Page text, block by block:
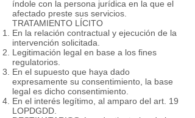
índole con la persona jurídica en la que el
afectado preste sus servicios.
TRATAMIENTO LÍCITO
En la relación contractual y ejecución de la
intervención solicitada.
Legitimación legal en base a los fines
regulatorios.
En el supuesto que haya dado
expresamente su consentimiento, la base
legal es dicho consentimiento.
En el interés legítimo, al amparo del art. 19
LOPDGDD.